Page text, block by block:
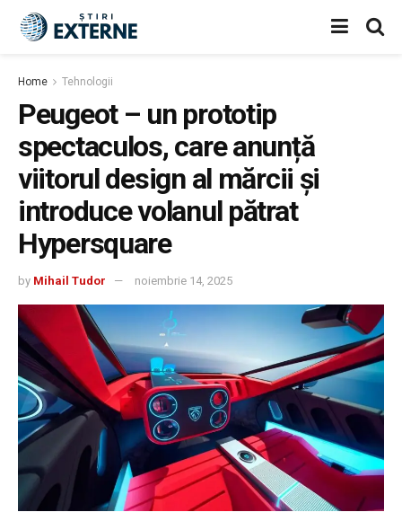
Home Tehnologii
Peugeot – un prototip
spectaculos, care anunță
viitorul design al mărcii și
introduce volanul pătrat
Hypersquare
by Mihail Tudor noiembrie 14, 2025